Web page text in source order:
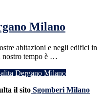
Milano
abitazioni e negli edifici in
nostro tempo è …
Dergano Milano
il sito Sgomberi Milano